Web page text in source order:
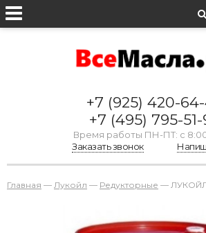
+7 (925) 420-
+7 (495) 795-
Время работы ПН-ПТ: с
Заказать звонок
Главная — Лукойл — Редукторные —